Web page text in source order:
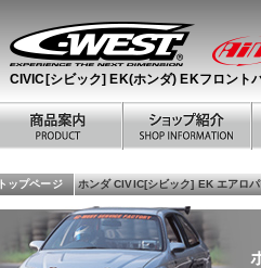
CIVIC[シビック] EK(ホンダ) EKフロント
トップページ ホンダ CIVIC[シビック] EK エアロ